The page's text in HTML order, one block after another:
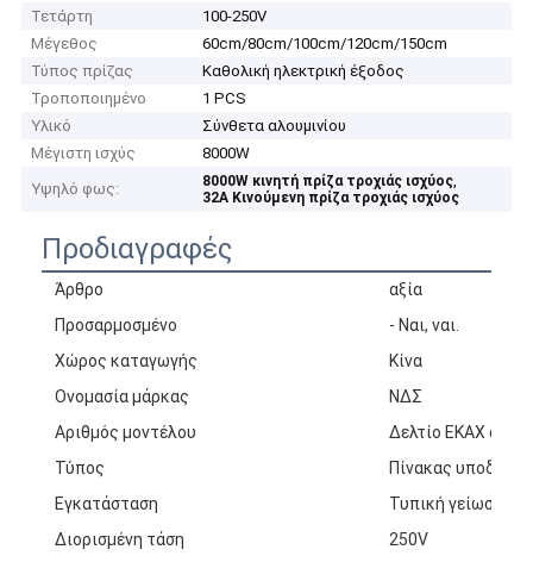
Τετάρτη
100-250V
Μέγεθος
60cm/80cm/100cm/120cm/150cm
Τύπος πρίζας
Καθολική ηλεκτρική έξοδος
Τροποποιημένο
1 PCS
Υλικό
Σύνθετα αλουμινίου
Μέγιστη ισχύς
8000W
Υψηλό φως:
8000W κινητή πρίζα τροχιάς ισχύος,
32Α Κινούμενη πρίζα τροχιάς ισχύος
Προδιαγραφές
Άρθρο
αξία
Προσαρμοσμένο
- Ναι, ναι.
Χώρος καταγωγής
Κίνα
Ονομασία μάρκας
ΝΔΣ
Αριθμός μοντέλου
Δελτίο ΕΚΑΧ αριθ.
Τύπος
Πίνακας υποδομής
Εγκατάσταση
Τυπική γείωση
Διορισμένη τάση
250V